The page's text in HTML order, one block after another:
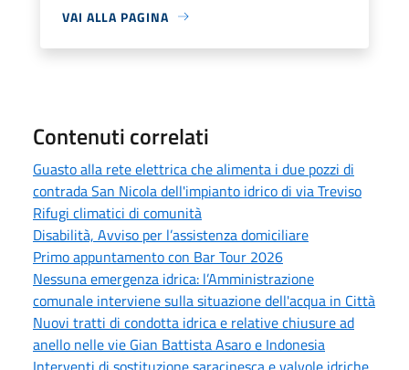
VAI ALLA PAGINA
Contenuti correlati
Guasto alla rete elettrica che alimenta i due pozzi di
contrada San Nicola dell'impianto idrico di via Treviso
Rifugi climatici di comunità
Disabilità, Avviso per l’assistenza domiciliare
Primo appuntamento con Bar Tour 2026
Nessuna emergenza idrica: l’Amministrazione
comunale interviene sulla situazione dell'acqua in Città
Nuovi tratti di condotta idrica e relative chiusure ad
anello nelle vie Gian Battista Asaro e Indonesia